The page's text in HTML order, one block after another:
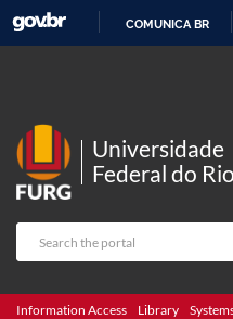
COMUNICA BR
Universidade
Federal do
Information Access Library